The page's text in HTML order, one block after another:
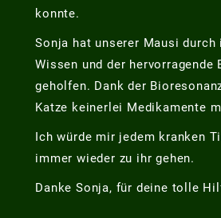
konnte.
Sonja hat unserer Mausi durch
Wissen und der hervorragende
geholfen. Dank der
Katze keinerlei Medikamente
Ich würde mir jedem kranken
immer wieder zu ihr gehen.
Danke Sonja, für deine tolle